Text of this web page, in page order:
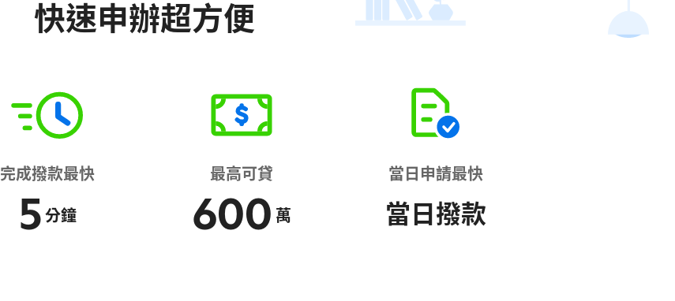
快速申辦超方便
完成撥款最快
5 分鐘
最高可貸
600 萬
當日申請最快
當日撥款